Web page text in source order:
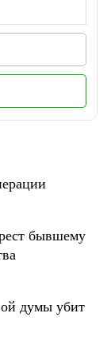
бывшему
думы убит